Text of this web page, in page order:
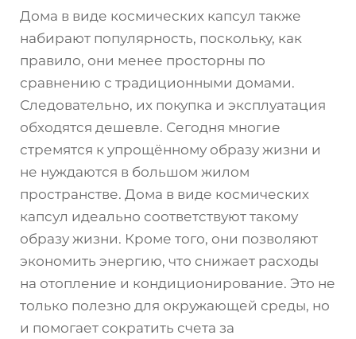
Дома в виде космических капсул также
набирают популярность, поскольку, как
правило, они менее просторны по
сравнению с традиционными домами.
Следовательно, их покупка и эксплуатация
обходятся дешевле. Сегодня многие
стремятся к упрощённому образу жизни и
не нуждаются в большом жилом
пространстве. Дома в виде космических
капсул идеально соответствуют такому
образу жизни. Кроме того, они позволяют
экономить энергию, что снижает расходы
на отопление и кондиционирование. Это не
только полезно для окружающей среды, но
и помогает сократить счета за